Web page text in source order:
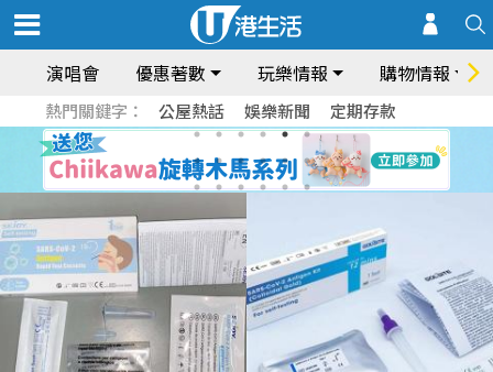
演唱會 優惠著數 玩樂情報 購物情報
熱門關鍵字： 公屋熱話 娛樂新聞 定期存款